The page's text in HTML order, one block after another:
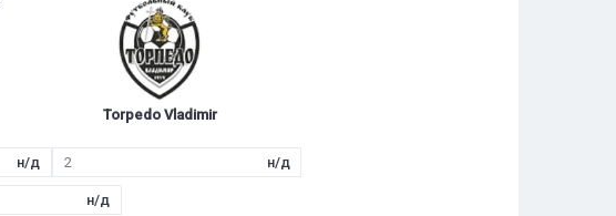
Torpedo Vladimir
н/д 2 н/д
н/д